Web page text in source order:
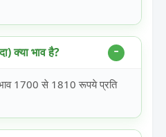
क्या भाव है?
1700 से 1810 रूपये प्रति